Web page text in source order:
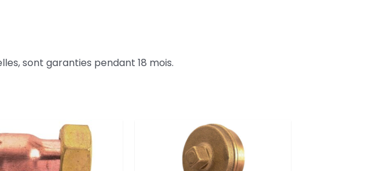
sont garanties pendant 18 mois.